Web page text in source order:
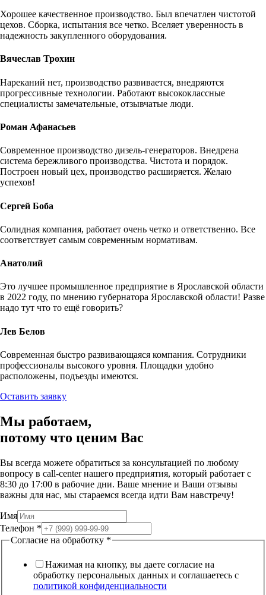
Хорошее качественное производство. Был впечатлен чистотой
цехов. Сборка, испытания все четко. Вселяет уверенность в
надежность закупленного оборудования.
Вячеслав Трохин
Нареканий нет, производство развивается, внедряются
прогрессивные технологии. Работают высококлассные
специалисты замечательные, отзывчатые люди.
Роман Афанасьев
Современное производство дизель-генераторов. Внедрена
система бережливого производства. Чистота и порядок.
Построен новый цех, производство расширяется. Желаю
успехов!
Сергей Боба
Солидная компания, работает очень четко и ответственно. Все
соответствует самым современным нормативам.
Анатолий
Это лучшее промышленное предприятие в Ярославской области
в 2022 году, по мнению губернатора Ярославской области! Разве
надо тут что то ещё говорить?
Лев Белов
Современная быстро развивающаяся компания. Сотрудники
профессионалы высокого уровня. Площадки удобно
расположены, подъезды имеются.
Оставить заявку
Мы работаем,
потому что ценим Вас
Вы всегда можете обратиться за консультацией по любому
вопросу в call-center нашего предприятия, который работает c
8:30 до 17:00 в рабочие дни. Ваше мнение и Ваши отзывы
важны для нас, мы стараемся всегда идти Вам навстречу!
Имя
Телефон *
Согласие на обработку *
Нажимая на кнопку, вы даете согласие на
обработку персональных данных и соглашаетесь c
политикой конфиденциальности